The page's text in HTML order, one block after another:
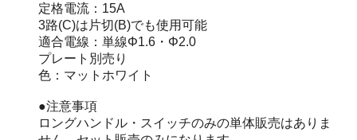
定格電流：15A
3路(C)は片切(B)でも使用可能
適合電線：単線Φ1.6・Φ2.0
プレート別売り
色：マットホワイト
●注意事項
ロングハンドル・スイッチのみの単体販売はありま